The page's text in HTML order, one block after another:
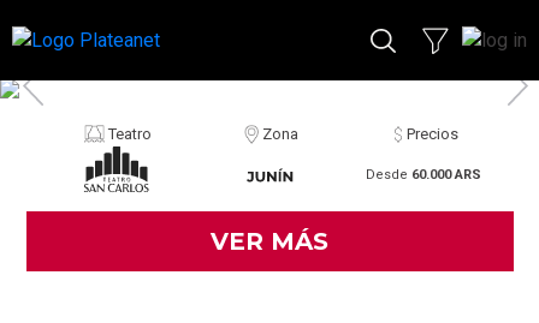
Teatro Zona Precios
Desde 60.000 ARS
VER MÁS